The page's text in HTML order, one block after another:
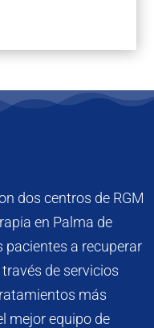
dos centros de RGM
en Palma de
a recuperar
de servicios
más
mejor equipo de